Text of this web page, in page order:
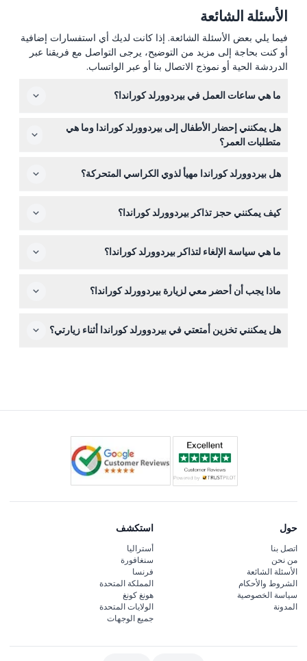
الأسئلة الشائعة
فيما يلي بعض الأسئلة الشائعة. إذا كانت لديك أي استفسارات إضافية
أو كنت بحاجة إلى مزيد من التوضيح، يرجى التواصل مع فريقنا عبر
الدردشة الحية أو نموذج الاتصال بنا أو عبر الواتساب.
ما هي ساعات العمل في بيردوورلد كوراندا؟
بيردوورلد كوراندا مفتوح يومياً من الساعة 9:00 صباحاً حتى
4:00 مساءً، باستثناء يوم عيد الميلاد. في يوم آنزاك، يفتح من
التأكيد عند الحجز).
هل يمكنني إحضار الأطفال إلى بيردوورلد كوراندا وما هي
متطلبات العمر؟
برفقة بالغ يدفع التذكرة، والأطفال من عمر 0-3 سنوات يمكنهمهل بيردوورلد كوراندا مهيأ لذوي الكراسي المتحركة؟
يُرجى التخطيط بناءً على احتياجات التنقل الخاصة بك.
كيف يمكنني حجز تذاكر بيردوورلد كوراندا؟
حجز سهلة وسلسة.
ما هي سياسة الإلغاء لتذاكر بيردوورلد كوراندا؟
ثبات خططك قبل الحجز.
ماذا يجب أن أحضر معي لزيارة بيردوورلد كوراندا؟
واقي من الشمس، حيث ستقوم بجولة في الأقفاص الخارجية.
هل يمكنني تخزين أمتعتي في بيردوورلد كوراندا أثناء زيارتي؟
حول
اتصل بنا
من نحن
الأسئلة الشائعة
الشروط والأحكام
سياسة الخصوصية
المدونة
استكشف
أستراليا
سنغافورة
فرنسا
المملكة المتحدة
هونغ كونغ
الولايات المتحدة
جميع الوجهات